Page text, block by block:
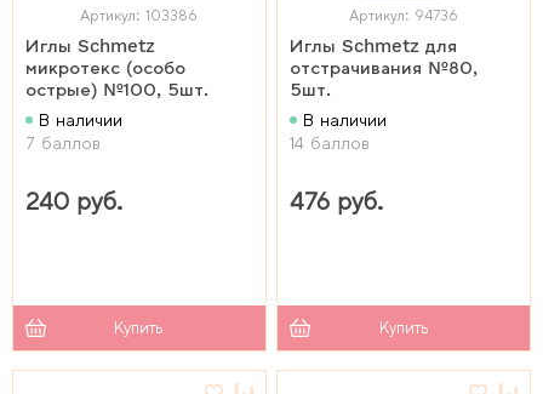
Артикул: 103386
Иглы Schmetz
микротекс (особо
острые) №100, 5шт.
В наличии
7 баллов
240 руб.
Купить
Артикул: 94736
Иглы Schmetz для
отстрачивания №80,
5шт.
В наличии
14 баллов
476 руб.
Купить